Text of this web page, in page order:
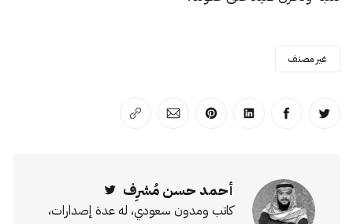
غير مصنف
انشر على تويترانشر على الفيسبوك
انشر على لينكد إن
انشر على بينترست
انشر على الإيميل
انسخ الرابط
أحمد حسن مُشرِف
كاتب ومدون سعودي، له عدة إصدارات،